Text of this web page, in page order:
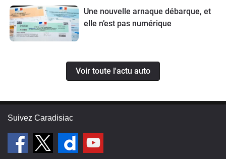
Une nouvelle arnaque débarque, et
elle n’est pas numérique
Voir toute l'actu auto
Suivez Caradisiac